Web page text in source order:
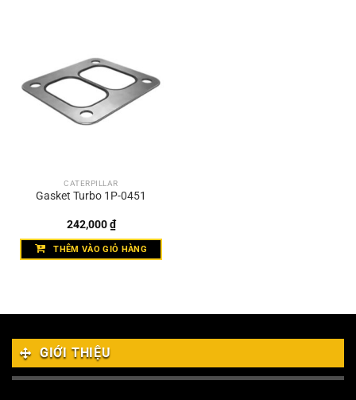
CATERPILLAR
Gasket Turbo 1P-0451
242,000₫
THÊM VÀO GIỎ HÀNG
GIỚI THIỆU